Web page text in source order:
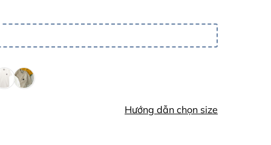
Hướng dẫn chọn size